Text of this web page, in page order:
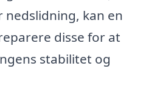
kan en
disse for at
stabilitet og